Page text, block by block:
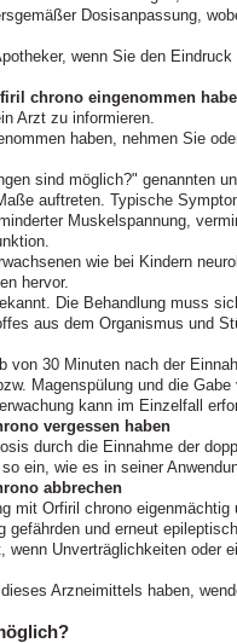
Dosisanpassung,
wenn Sie den
chrono eingenommen
Arzt zu informieren.
haben, nehmen Sie
sind möglich?" genannten
auftreten. Typische
Muskelspannung,
wie bei Kindern
hervor.
Die Behandlung muss
aus dem Organismus und
von 30 Minuten nach der
Magenspülung und die
kann im Einzelfall
vergessen haben
durch die Einnahme der
ein, wie es in seiner
abbrechen
mit Orfiril chrono
gefährden und erneut
Unverträglichkeiten oder
Arzneimittels haben,